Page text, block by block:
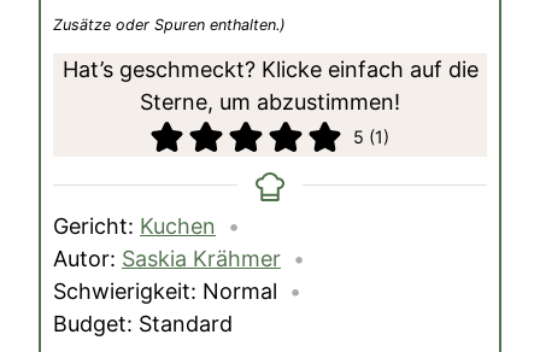
Zusätze oder Spuren enthalten.)
Hat’s geschmeckt? Klicke einfach auf die
Sterne, um abzustimmen!
5 (1)
Gericht: Kuchen
Autor: Saskia Krähmer
Schwierigkeit: Normal
Budget: Standard